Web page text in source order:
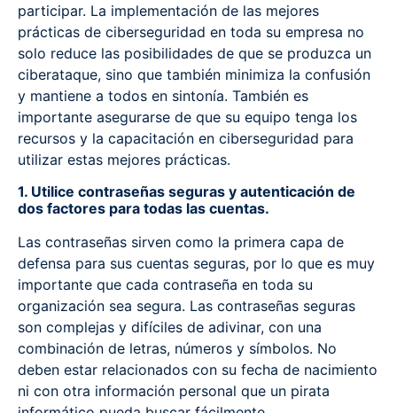
participar. La implementación de las mejores
prácticas de ciberseguridad en toda su empresa no
solo reduce las posibilidades de que se produzca un
ciberataque, sino que también minimiza la confusión
y mantiene a todos en sintonía. También es
importante asegurarse de que su equipo tenga los
recursos y la capacitación en ciberseguridad para
utilizar estas mejores prácticas.
1. Utilice contraseñas seguras y autenticación de
dos factores para todas las cuentas.
Las contraseñas sirven como la primera capa de
defensa para sus cuentas seguras, por lo que es muy
importante que cada contraseña en toda su
organización sea segura. Las contraseñas seguras
son complejas y difíciles de adivinar, con una
combinación de letras, números y símbolos. No
deben estar relacionados con su fecha de nacimiento
ni con otra información personal que un pirata